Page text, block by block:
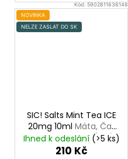
Kód:5902811636148
NOVINKA
NELZE ZASLAT DO SK
SIC! Salts Mint Tea ICE
20mg 10ml Máta, Čaj,
Chladivá složka (ICE)
Ihned k odeslání (>5 ks)
210 Kč